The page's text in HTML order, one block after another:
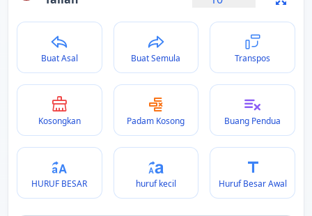
Buat Asal Buat Semula Transpos
Kosongkan Padam Kosong Buang Pendua
HURUF BESAR huruf kecil Huruf Besar Awal